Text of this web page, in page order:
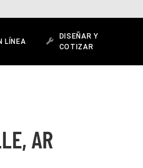
LÍNEA
DISEÑAR Y
COTIZAR
AR